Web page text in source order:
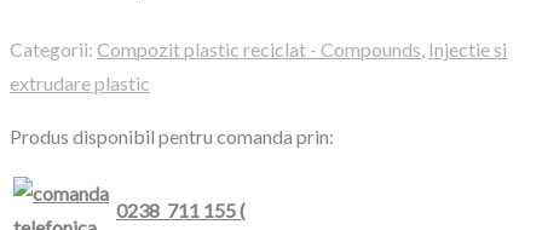
Categorii: Compozit plastic reciclat - Compounds Injectie si
extrudare plastic
Produs disponibil pentru comanda prin:
0238 711 155 (